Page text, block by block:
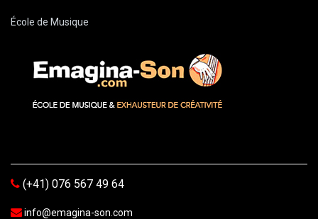
École de Musique
(+41) 076 567 49 64
info@emagina-son.com